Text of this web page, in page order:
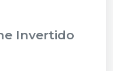
Invertido